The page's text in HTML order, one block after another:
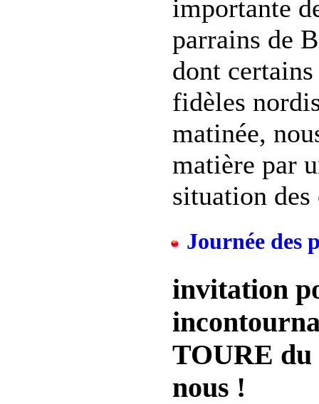
importante
parrains de
dont
fidèles
matinée,
matière par
situation
Journée des
invitation
TOURE du
nous !